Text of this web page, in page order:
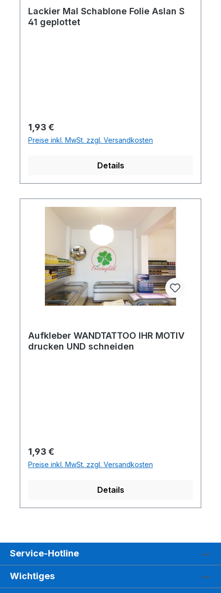
Lackier Mal Schablone Folie Aslan S
41 geplottet
Regulärer Preis:
1,93 €
Preise inkl. MwSt. zzgl. Versandkosten
Details
Aufkleber WANDTATTOO IHR MOTIV
drucken UND schneiden
Regulärer Preis:
1,93 €
Preise inkl. MwSt. zzgl. Versandkosten
Details
Service-Hotline
Wichtiges